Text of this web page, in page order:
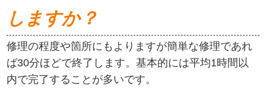
しますか？
修理の程度や箇所にもよりますが簡単な修理であれ
ば30分ほどで終了します。基本的には平均1時間以
内で完了することが多いです。